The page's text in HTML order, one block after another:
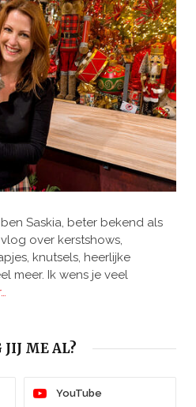
Saskia, beter bekend als
over kerstshows,
knutsels, heerlijke
meer. Ik wens je veel
JIJ ME AL?
YouTube